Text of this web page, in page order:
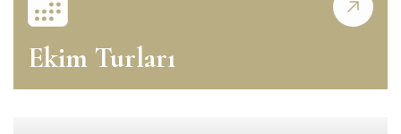
Ekim Turları